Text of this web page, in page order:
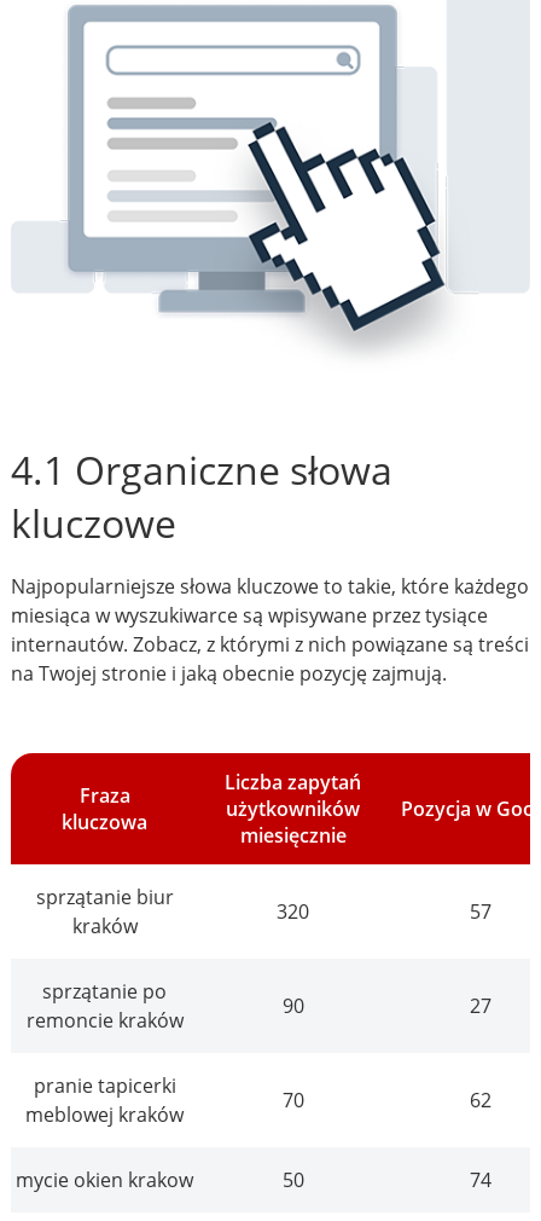
4.1 Organiczne słowa
kluczowe
Najpopularniejsze słowa kluczowe to takie, które każdego
miesiąca w wyszukiwarce są wpisywane przez tysiące
internautów. Zobacz, z którymi z nich powiązane są treści
na Twojej stronie i jaką obecnie pozycję zajmują.
Fraza
kluczowa
Liczba zapytań
użytkowników
miesięcznie
Pozycja w
sprzątanie biur
kraków
320 57
sprzątanie po
remoncie kraków
90 27
pranie tapicerki
meblowej kraków
70 62
mycie okien krakow 50 74